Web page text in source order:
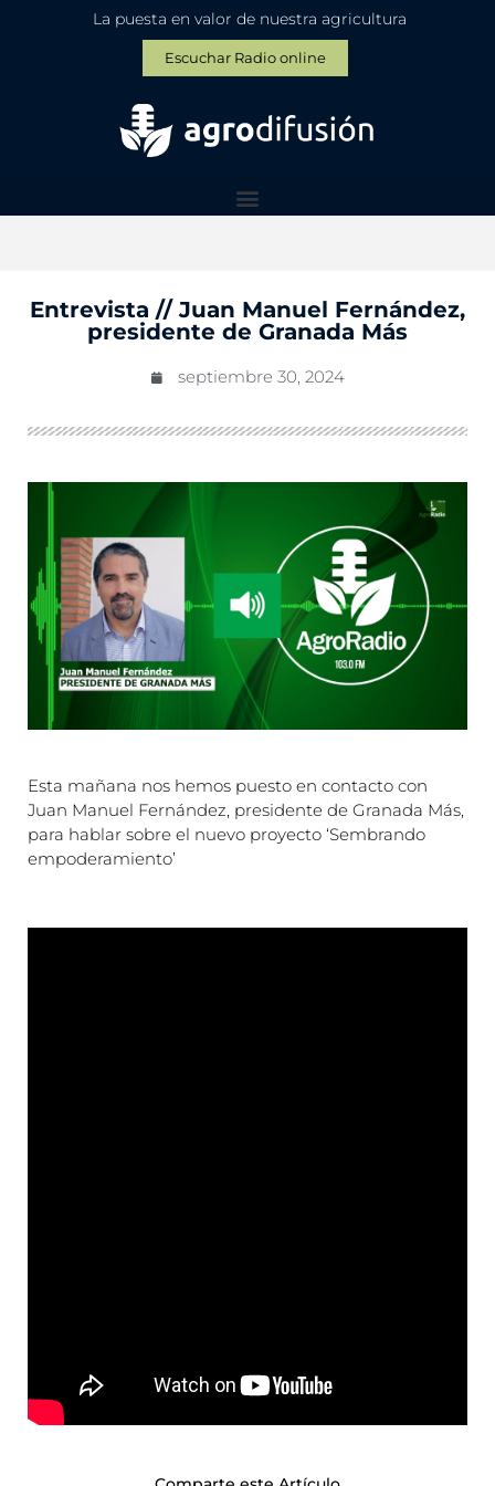
La puesta en valor de nuestra agricultura
Escuchar Radio online
Entrevista // Juan Manuel Fernández,
presidente de Granada Más
septiembre 30, 2024
Esta mañana nos hemos puesto en contacto con
Juan Manuel Fernández, presidente de Granada Más,
para hablar sobre el nuevo proyecto ‘Sembrando
empoderamiento’